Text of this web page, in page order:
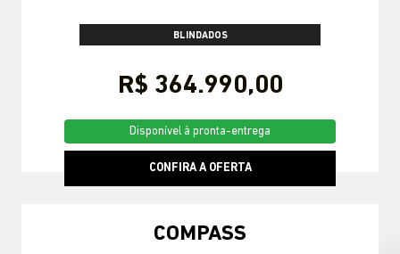
BLINDADOS
R$ 364.990,00
Disponível à pronta-entrega
CONFIRA A OFERTA
COMPASS